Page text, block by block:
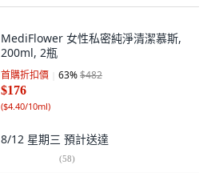
MediFlower 女性私密純淨清潔慕斯,
200ml, 2瓶
首購折扣價 63%$482
$176
($4.40/10ml)
8/12 星期三 預計送達
(58)